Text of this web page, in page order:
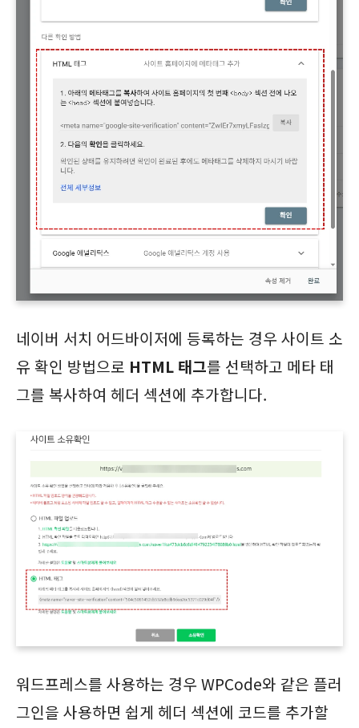
네이버 서치 어드바이저에 등록하는 경우 사이트 소
유 확인 방법으로 HTML 태그를 선택하고 메타 태
그를 복사하여 헤더 섹션에 추가합니다.
워드프레스를 사용하는 경우 WPCode와 같은 플러
그인을 사용하면 쉽게 헤더 섹션에 코드를 추가할